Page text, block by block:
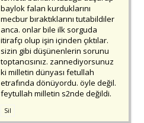
baylok falan kurduklarını
mecbur bıraktıklarını tutabildiler
anca. onlar bile ilk sorguda
itirafçı olup işin içinden çıktılar.
sizin gibi düşünenlerin sorunu
toptancısınız. zannediyorsunuz
ki milletin dünyası fetullah
etrafında dönüyordu. öyle değil.
feytullah milletin s2nde değildi.
Sil